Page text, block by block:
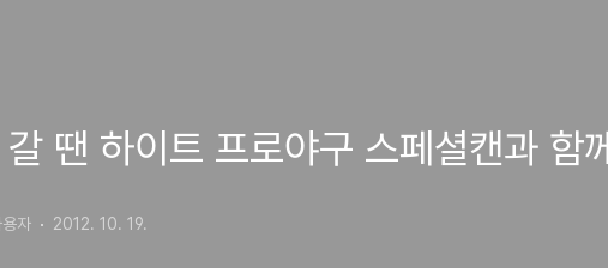
땐 하이트 프로야구 스페셜캔과 함께
자 2012. 10. 19.